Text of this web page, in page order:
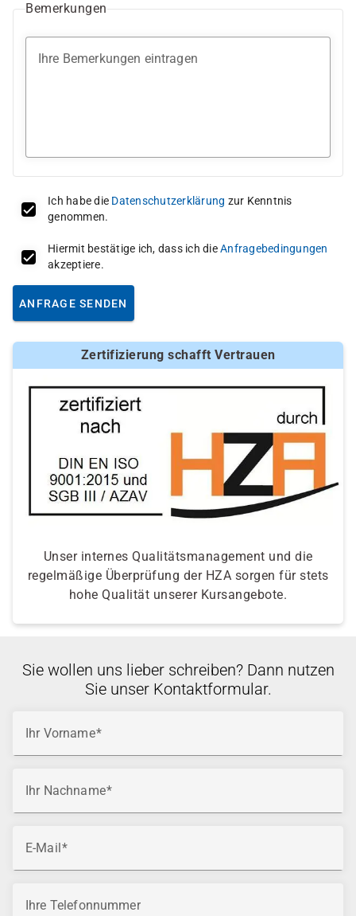
Bemerkungen
Ihre Bemerkungen eintragen
Ich habe die Datenschutzerklärung zur Kenntnis
genommen.
Hiermit bestätige ich, dass ich dieAnfragebedingungen
akzeptiere.
ANFRAGE SENDEN
Zertifizierung schafft Vertrauen
Unser internes Qualitätsmanagement und die
regelmäßige Überprüfung der HZA sorgen für stets
hohe Qualität unserer Kursangebote.
Sie wollen uns lieber schreiben? Dann nutzen
Sie unser Kontaktformular.
Ihr Vorname
Ihr Nachname
E-Mail
Ihre Telefonnummer